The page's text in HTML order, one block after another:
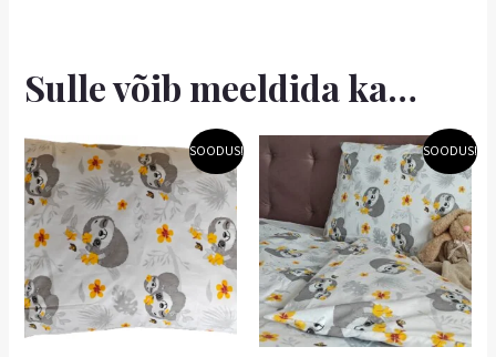
Sulle võib meeldida ka…
SOODUS!
Algne
hind
oli:
4,00 €.
Praegune
hind
on:
3,60 €.
SOODUS!
Algne
hind
23,90 €.
Praegune
hind
on:
21,51 €.